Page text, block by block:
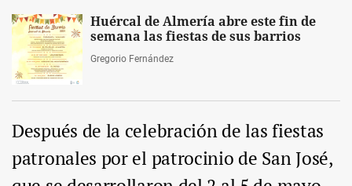
Huércal de Almería abre este fin de
semana las fiestas de sus barrios
Gregorio Fernández
Después de la celebración de las fiestas
patronales por el patrocinio de San José,